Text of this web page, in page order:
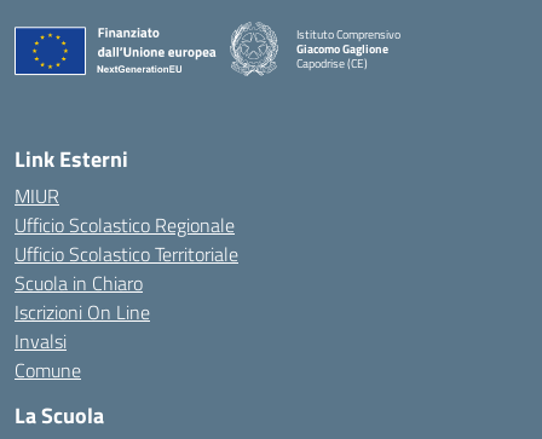
Istituto Comprensivo
Giacomo Gaglione
Capodrise (CE)
— Visita la pagina iniziale della scuola
Link Esterni
MIUR
Ufficio Scolastico Regionale
Ufficio Scolastico Territoriale
Scuola in Chiaro
Iscrizioni On Line
Invalsi
Comune
La Scuola